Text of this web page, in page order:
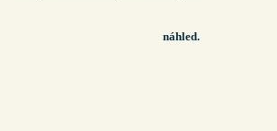
náhled.